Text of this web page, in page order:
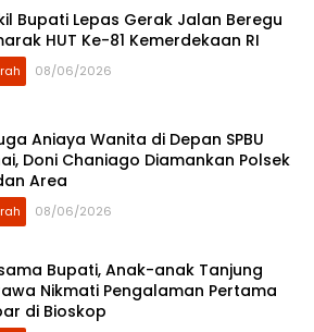
Bupati Lepas Gerak Jalan Beregu
HUT Ke-81 Kemerdekaan RI
08/06/2026
Aniaya Wanita di Depan SPBU
Doni Chaniago Diamankan Polsek
Area
08/06/2026
Bupati, Anak-anak Tanjung
Nikmati Pengalaman Pertama
di Bioskop